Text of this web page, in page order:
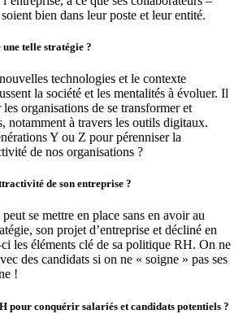
bien dans leur poste et leur entité.
telle stratégie ?
technologies et le contexte
la société et les mentalités à évoluer. Il
organisations de se transformer et
notamment à travers les outils digitaux.
Y ou Z pour pérenniser la
de nos organisations ?
de son entreprise ?
se mettre en place sans en avoir au
son projet d’entreprise et décliné en
les éléments clé de sa politique RH. On ne
des candidats si on ne « soigne » pas ses
!
pour conquérir salariés et candidats potentiels ?